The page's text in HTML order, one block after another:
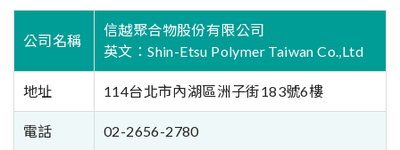
公司名稱
信越聚合物股份有限公司
英文：Shin-Etsu Polymer Taiwan Co.,Ltd
地址 114台北市內湖區洲子街183號6樓
電話 02-2656-2780